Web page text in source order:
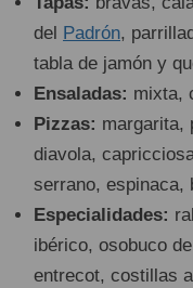
del
Padrón,
tabla de jamón y
Ensaladas: mixta,
Pizzas: margarita,
diavola,
serrano, espinaca,
Especialidades:
ibérico, osobuco
entrecot, costillas